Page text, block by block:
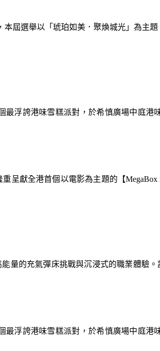
浮誇港味雪糕派對，於希慎廣場中庭港
量的充氣彈床挑戰與沉浸式的職業體驗
屆選舉以「琥珀如美．聚煥城光」為主
呈獻全港首個以電影為主題的【
浮誇港味雪糕派對，於希慎廣場中庭港